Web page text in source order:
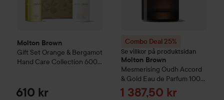
Molton Brown
Gift Set Orange & Bergamot
Hand Care Collection 600
610 kr
Combo Deal 25%
Se villkor på produktsidan
Molton Brown
Mesmerising Oudh Accord
& Gold Eau de Parfum 100
ml
Reapris
1 387,50 kr